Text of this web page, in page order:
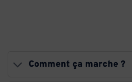
Comment ça marche ?